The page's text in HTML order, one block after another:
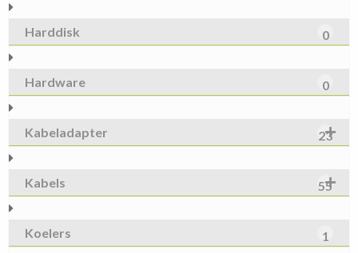
Harddisk 0
Hardware 0
Kabeladapter 23
Kabels 55
Koelers 1